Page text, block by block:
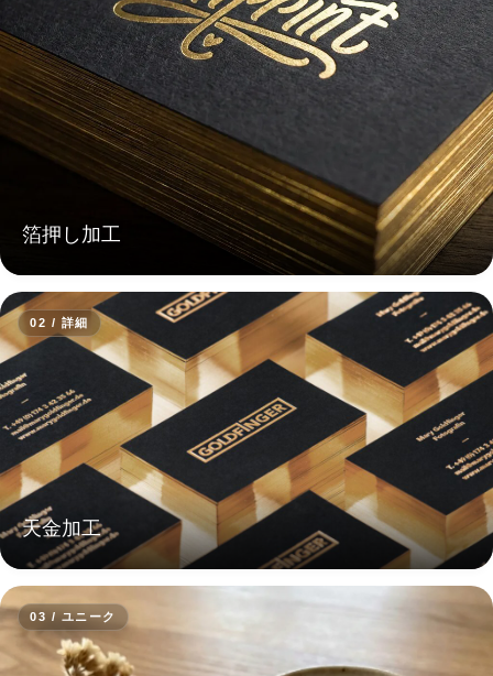
箔押し加工
02 / 詳細
天金加工
03 / ユニーク